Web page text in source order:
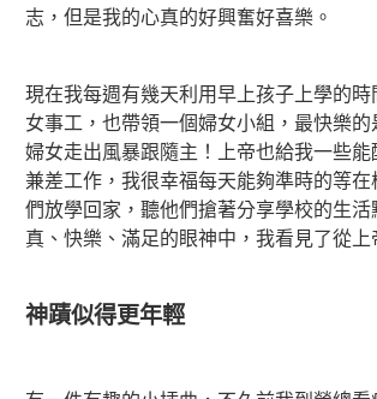
志，但是我的心真的好興奮好喜樂。
現在我每週有幾天利用早上孩子上學的
女事工，也帶領一個婦女小組，最快樂的
婦女走出風暴跟隨主！上帝也給我一些能
兼差工作，我很幸福每天能夠準時的等
們放學回家，聽他們搶著分享學校的生活
真、快樂、滿足的眼神中，我看見了從上
神蹟似得更年輕